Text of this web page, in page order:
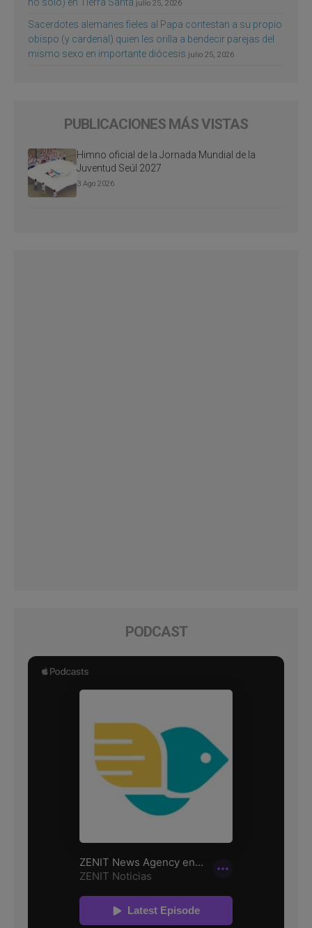
julio 25, 2026
Sacerdotes alemanes fieles al Papa contestan a su propio
obispo (y cardenal) quien les orilla a bendecir parejas del
mismo sexo en importante diócesis julio 25, 2026
PUBLICACIONES MÁS VISTAS
Himno oficial de la Jornada Mundial de la
Juventud Seúl 2027
3 Ago 2026
PODCAST